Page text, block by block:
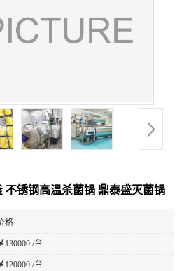
不锈钢高温杀菌锅 鼎泰盛灭菌锅
格
130000 /台
120000 /台